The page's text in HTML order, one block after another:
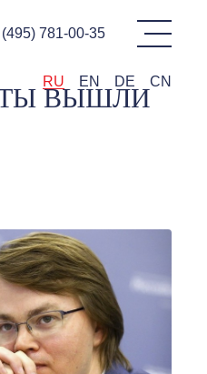
781-00-35
CN
DE
EN
RU
ВЫШЛИ